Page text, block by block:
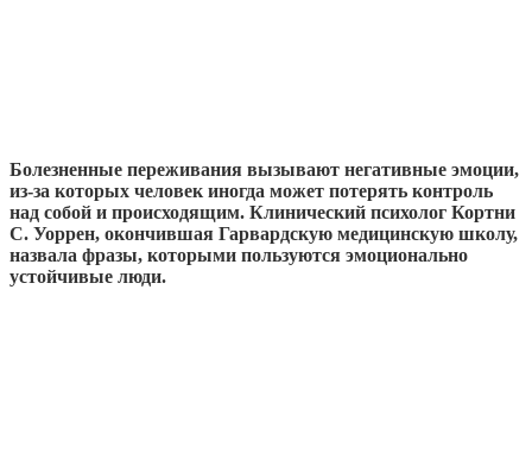
Болезненные переживания вызывают негативные эмоции,
из-за которых человек иногда может потерять контроль
над собой и происходящим. Клинический психолог Кортни
С. Уоррен, окончившая Гарвардскую медицинскую школу,
назвала фразы, которыми пользуются эмоционально
устойчивые люди.